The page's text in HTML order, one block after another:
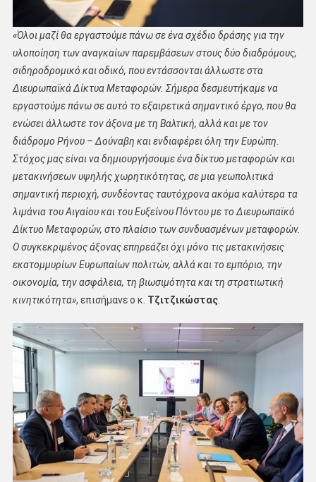
«Όλοι μαζί θα εργαστούμε πάνω σε ένα σχέδιο δράσης για την
υλοποίηση των αναγκαίων παρεμβάσεων στους δύο διαδρόμους,
σιδηροδρομικό και οδικό, που εντάσσονται άλλωστε στα
Διευρωπαϊκά Δίκτυα Μεταφορών. Σήμερα δεσμευτήκαμε να
εργαστούμε πάνω σε αυτό το εξαιρετικά σημαντικό έργο, που θα
ενώσει άλλωστε τον άξονα με τη Βαλτική, αλλά και με τον
διάδρομο Ρήνου – Δούναβη και ενδιαφέρει όλη την Ευρώπη.
Στόχος μας είναι να δημιουργήσουμε ένα δίκτυο μεταφορών και
μετακινήσεων υψηλής χωρητικότητας, σε μια γεωπολιτικά
σημαντική περιοχή, συνδέοντας ταυτόχρονα ακόμα καλύτερα τα
λιμάνια του Αιγαίου και του Ευξείνου Πόντου με το Διευρωπαϊκό
Δίκτυο Μεταφορών, στο πλαίσιο των συνδυασμένων μεταφορών.
Ο συγκεκριμένος άξονας επηρεάζει όχι μόνο τις μετακινήσεις
εκατομμυρίων Ευρωπαίων πολιτών, αλλά και το εμπόριο, την
οικονομία, την ασφάλεια, τη βιωσιμότητα και τη στρατιωτική
κινητικότητα», επισήμανε ο κ. Τζιτζικώστας.